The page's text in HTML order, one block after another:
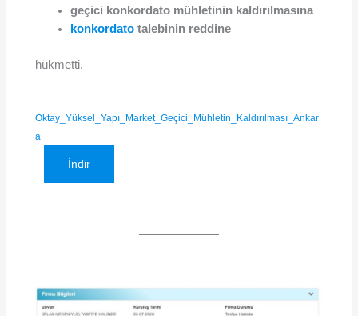
geçici konkordato mühletinin kaldırılmasına
konkordatotalebinin reddine
hükmetti.
Oktay_Yüksel_Yapı_Market_Geçici_Mühletin_Kaldırılması_Ankar
a
İndir